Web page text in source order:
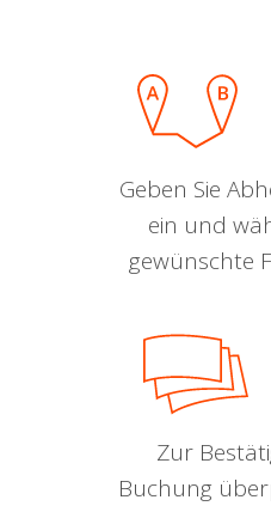
Geben Sie
ein und
gewünschte
Zur
Buchung